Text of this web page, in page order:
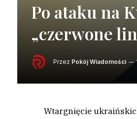
Po ataku na
„czerwone
Przez Pokój Wiadomości
Wtargnięcie